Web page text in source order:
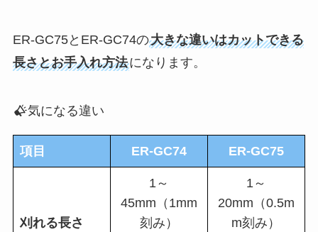
ER-GC75とER-GC74の大きな違いはカットできる
長さとお手入れ方法になります。
気になる違い
項目 ER-GC74 ER-GC75
刈れる長さ
1～
45mm（1mm
刻み）
1～
20mm（0.5m
m刻み）